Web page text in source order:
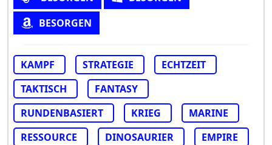
BESORGEN
KAMPF STRATEGIE
ECHTZEIT
TAKTISCH
FANTASY
RUNDENBASIERT
KRIEG
MARINE
RESSOURCE
DINOSAURIER
EMPIRE